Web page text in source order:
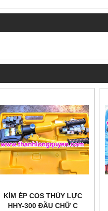
KÌM ÉP COS THỦY LỰC
HHY-300 ĐẦU CHỮ C